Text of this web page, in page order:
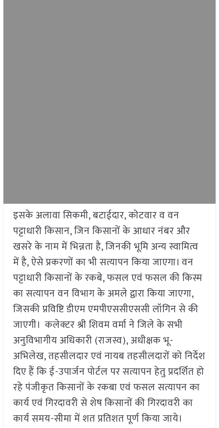
इसके अलावा सिकमी, बटाईदार, कोटवार व वन
पट्टाधारी किसान, जिन किसानों के आधार नंबर और
खसरे के नाम में भिन्नता है, जिनकी भूमि अन्य स्वामित्व
में है, ऐसे प्रकरणों का भी सत्यापन किया जाएगा। वन
पट्टाधारी किसानों के रकबे, फसल एवं फसल की किस्म
का सत्यापन वन विभाग के अमले द्वारा किया जाएगा,
जिसकी प्रविष्टि डीएम एमपीएससीएससी लॉगिन से की
जाएगी। कलेक्टर श्री शिवम वर्मा ने जिले के सभी
अनुविभागीय अधिकारी (राजस्व), अधीक्षक भू-
अभिलेख, तहसीलदार एवं नायब तहसीलदारों को निर्देश
दिए हैं कि ई-उपार्जन पोर्टल पर सत्यापन हेतु प्रदर्शित हो
रहे पंजीकृत किसानों के रकबा एवं फसल सत्यापन का
कार्य एवं गिरदावरी से शेष किसानों की गिरदावरी का
कार्य समय-सीमा में शत प्रतिशत पूर्ण किया जाये।